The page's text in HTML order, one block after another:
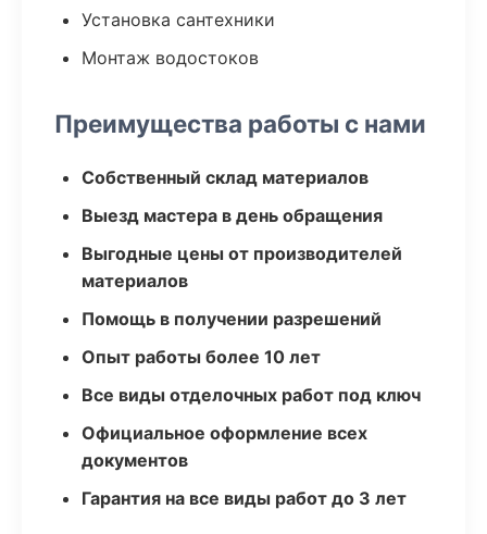
Установка сантехники
Монтаж водостоков
Преимущества работы с нами
Собственный склад материалов
Выезд мастера в день обращения
Выгодные цены от производителей
материалов
Помощь в получении разрешений
Опыт работы более 10 лет
Все виды отделочных работ под ключ
Официальное оформление всех
документов
Гарантия на все виды работ до 3 лет